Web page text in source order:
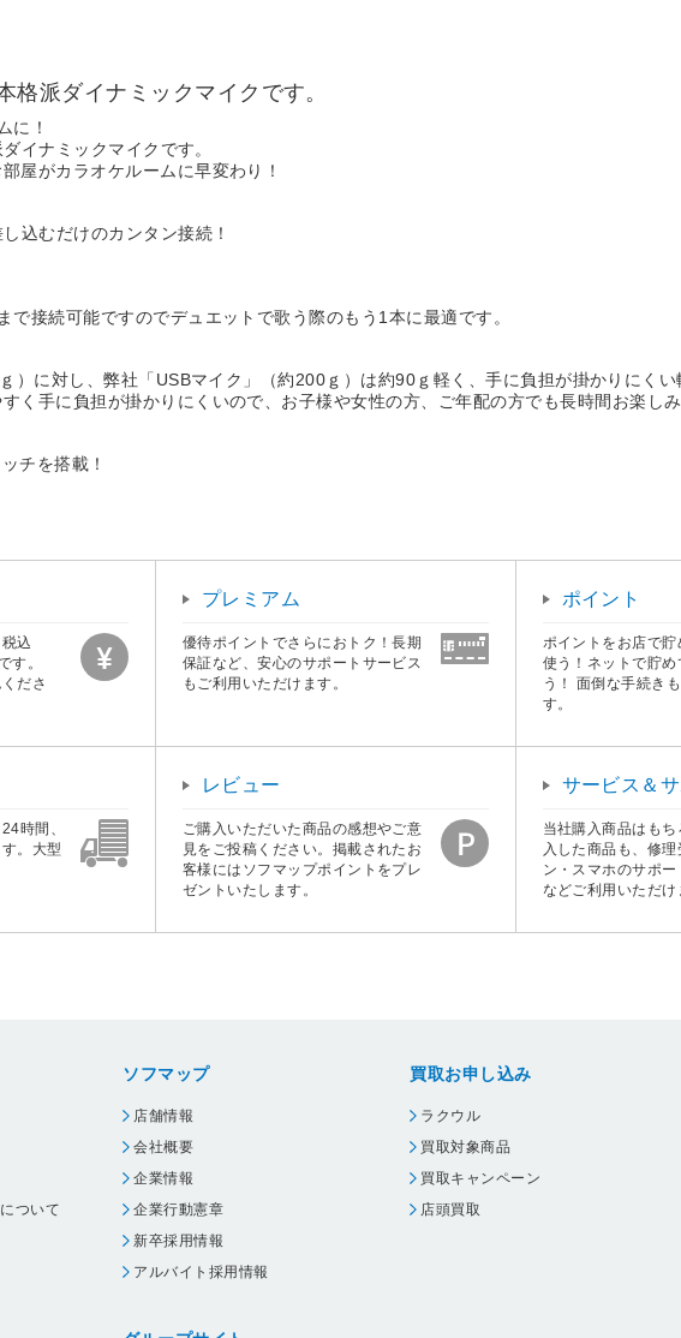
格派ダイナミックマイクです。
に！
イナミックマイクです。
屋がカラオケルームに早変わり！
込むだけのカンタン接続！
で接続可能ですのでデュエットで歌う際のもう1本に最適です。
）に対し、弊社「USBマイク」（約200ｇ）は約90ｇ軽く、手に負担が掛かりにくい
く手に負担が掛かりにくいので、お子様や女性の方、ご年配の方でも長時間お楽しみ
チを搭載！
込
す。
ださ
プレミアム
優待ポイントでさらにおトク！長期
保証など、安心のサポートサービス
もご利用いただけます。
ポイント
ポイントをお店で
使う！ネットで貯め
う！ 面倒な手続き
す。
時間、
。大型
レビュー
ご購入いただいた商品の感想やご意
見をご投稿ください。掲載されたお
客様にはソフマップポイントをプレ
ゼントいたします。
サービス＆サ
当社購入商品はも
入した商品も、修理
ン・スマホのサポ
などご利用いただけ
ついて
ソフマップ
店舗情報
会社概要
企業情報
企業行動憲章
新卒採用情報
アルバイト採用情報
買取お申し込み
ラクウル
買取対象商品
買取キャンペーン
店頭買取